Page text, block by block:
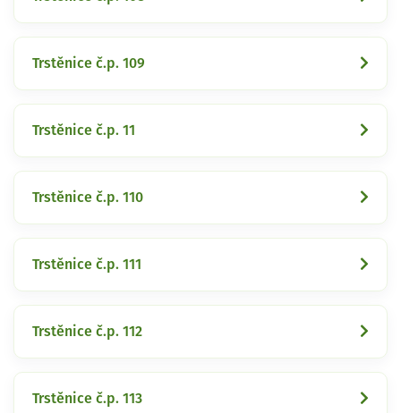
Trstěnice č.p. 109
Trstěnice č.p. 11
Trstěnice č.p. 110
Trstěnice č.p. 111
Trstěnice č.p. 112
Trstěnice č.p. 113